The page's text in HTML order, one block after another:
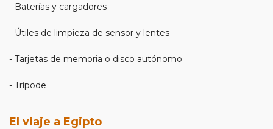
- Baterías y cargadores
- Útiles de limpieza de sensor y lentes
- Tarjetas de memoria o disco autónomo
- Trípode
El viaje a Egipto